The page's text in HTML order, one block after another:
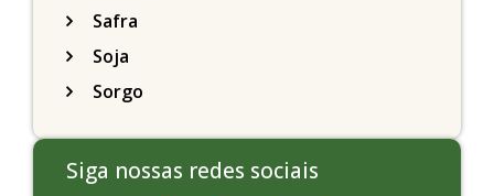
Safra
Soja
Sorgo
Siga nossas redes sociais